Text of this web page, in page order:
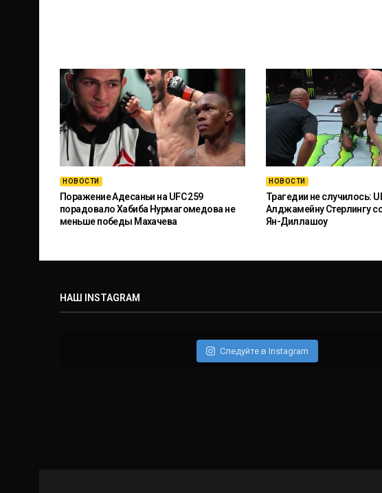
НОВОСТИ
Поражение Адесаньи на UFC 259
порадовало Хабиба Нурмагомедова не
меньше победы Махачева
НОВОСТИ
Трагедии не случилось:
Алджамейну Стерлингу
Ян-Диллашоу
НАШ INSTAGRAM
Следуйте в Instagram